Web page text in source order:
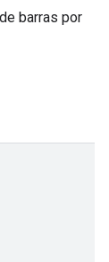
barras por